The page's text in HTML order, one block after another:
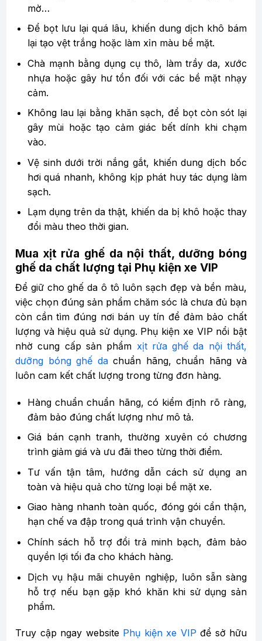
mờ…
Để bọt lưu lại quá lâu, khiến dung dịch khô bám
lại tạo vệt trắng hoặc làm xỉn màu bề mặt.
Chà mạnh bằng dụng cụ thô, làm trầy da, xước
nhựa hoặc gây hư tổn đối với các bề mặt nhạy
cảm.
Không lau lại bằng khăn sạch, để bọt còn sót lại
gây mùi hoặc tạo cảm giác bết dính khi chạm
vào.
Vệ sinh dưới trời nắng gắt, khiến dung dịch bốc
hơi quá nhanh, không kịp phát huy tác dụng làm
sạch.
Lạm dụng trên da thật, khiến da bị khô hoặc thay
đổi màu theo thời gian.
Mua xịt rửa ghế da nội thất, dưỡng bóng
ghế da chất lượng tại Phụ kiện xe VIP
Để giữ cho ghế da ô tô luôn sạch đẹp và bền màu,
việc chọn đúng sản phẩm chăm sóc là chưa đủ bạn
còn cần tìm đúng nơi bán uy tín để đảm bảo chất
lượng và hiệu quả sử dụng. Phụ kiện xe VIP nổi bật
nhờ cung cấp sản phẩm xịt rửa ghế da nội thất,
dưỡng bóng ghế dachuẩn hãng, chuẩn hãng và
luôn cam kết chất lượng trong từng đơn hàng.
Hàng chuẩn chuẩn hãng, có kiểm định rõ ràng,
đảm bảo đúng chất lượng như mô tả.
Giá bán cạnh tranh, thường xuyên có chương
trình giảm giá và ưu đãi theo từng thời điểm.
Tư vấn tận tâm, hướng dẫn cách sử dụng an
toàn và hiệu quả cho từng loại bề mặt xe.
Giao hàng nhanh toàn quốc, đóng gói cẩn thận,
hạn chế va đập trong quá trình vận chuyển.
Chính sách hỗ trợ đổi trả minh bạch, đảm bảo
quyền lợi tối đa cho khách hàng.
Dịch vụ hậu mãi chuyên nghiệp, luôn sẵn sàng
hỗ trợ nếu bạn gặp khó khăn khi sử dụng sản
phẩm.
Truy cập ngay website Phụ kiện xe VIP để sở hữu